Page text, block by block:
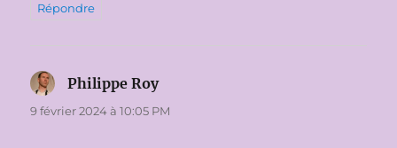
Répondre
Philippe Roydit :
9 février 2024 à 10:05 PM